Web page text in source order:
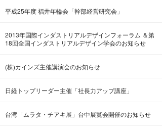
平成25年度 福井年輪会「幹部経営研究会」
2013年国際インダストリアルデザインフォーラム ＆第
18回全国インダストリアルデザイン学会のお知らせ
(株)カインズ主催講演会のお知らせ
日経トップリーダー主催「社長力アップ講座」
台湾「ムラタ・チアキ展」台中展覧会開催のお知らせ